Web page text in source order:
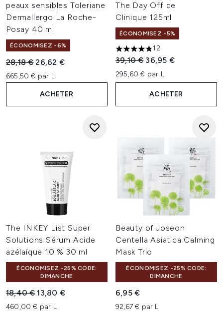
peaux sensibles Toleriane
Dermallergo La Roche-
Posay 40 ml
ÉCONOMISEZ -6%
Prix de vente :
28,18 €Prix ​​actuel :
26,62 €
665,50 € par L
ACHETER
The Day Off de
Clinique 125ml
ÉCONOMISEZ -5%
4.83 étoiles sur un maximum
12
Prix de vente :
39,10 € Prix ​​actuel :
36,95 €
295,60 € par L
ACHETER
The INKEY List Super
Solutions Sérum Acide
azélaïque 10 % 30 ml
ÉCONOMISEZ -25% CODE:
DIMANCHE
Prix de vente :
18,40 €Prix ​​actuel :
13,80 €
460,00 € par L
Beauty of Joseon
Centella Asiatica Calming
Mask Trio
ÉCONOMISEZ -25% CODE:
DIMANCHE
6,95 €
92,67 € par L